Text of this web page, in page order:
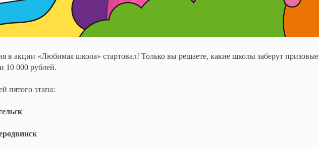
в акции «Любимая школа» стартовал! Только вы решаете, какие школы заберут призовые
10 000 рублей.
пятого этапа: